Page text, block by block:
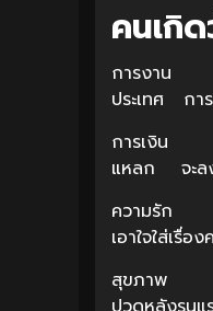
คนเกิ
การงาน ก
ประเทศ กา
การเงิน ห้า
แหลก จะลง
ความรัก ร
เอาใจใส่เรื่
สุขภาพ ระวั